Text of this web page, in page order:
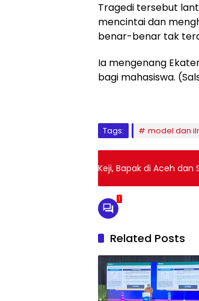
Tragedi tersebut
mencintai dan
benar-benar tak
Ia mengenang
bagi mahasiswa.
Tags: model dan
Keji, Bapak di Aceh dan
1
Related Posts